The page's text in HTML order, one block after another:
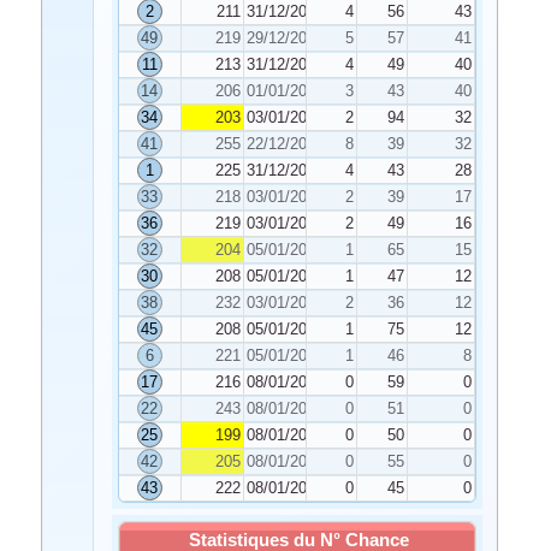
2
211 31/12/2021 4 56
43
49
219 29/12/2021 5 57
41
11
213 31/12/2021 4 49
40
14
206 01/01/2022 3 43
40
34
203 03/01/2022 2 94
32
41
255 22/12/2021 8 39
32
1
225 31/12/2021 4 43
28
33
218 03/01/2022 2 39
17
36
219 03/01/2022 2 49
16
32
204 05/01/2022 1 65
15
30
208 05/01/2022 1 47
12
38
232 03/01/2022 2 36
12
45
208 05/01/2022 1 75
12
6
221 05/01/2022 1 46
8
17
216 08/01/2022 0 59
0
22
243 08/01/2022 0 51
0
25
199 08/01/2022 0 50
0
42
205 08/01/2022 0 55
0
43
222 08/01/2022 0 45 0
Statistiques du N° Chance